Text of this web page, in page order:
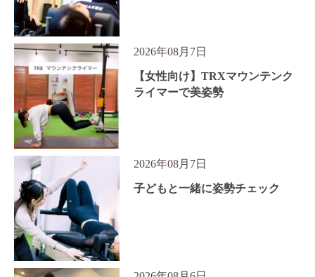
2026年08月7日
【女性向け】TRXマウンテンク
ライマーで美姿勢
2026年08月7日
子どもと一緒に姿勢チェック